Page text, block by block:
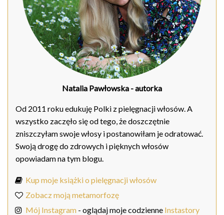
Natalia Pawłowska - autorka
Od 2011 roku edukuję Polki z pielęgnacji włosów. A
wszystko zaczęło się od tego, że doszczętnie
zniszczyłam swoje włosy i postanowiłam je odratować.
Swoją drogę do zdrowych i pięknych włosów
opowiadam na tym blogu.
Kup moje książki o pielęgnacji włosów
Zobacz moją metamorfozę
Mój Instagram - oglądaj moje codzienne Instastory